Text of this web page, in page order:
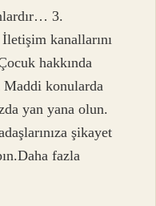
3.
kanallarını
hakkında
konularda
yan yana olun.
şikayet
fazla